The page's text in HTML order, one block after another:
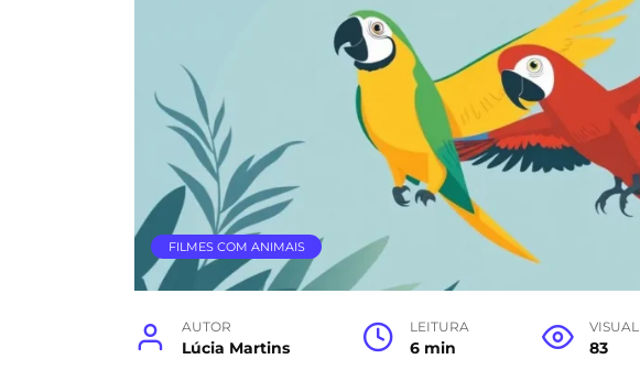
FILMES COM ANIMAIS
AUTOR
Lúcia Martins
LEITURA
6 min 83